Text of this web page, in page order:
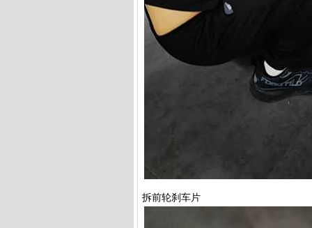
拆前轮刹车片